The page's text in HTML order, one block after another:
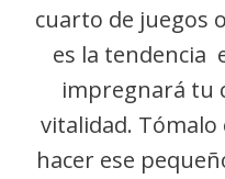
cuarto de juegos
es la tendencia
impregnará tu
vitalidad. Tómalo
hacer ese